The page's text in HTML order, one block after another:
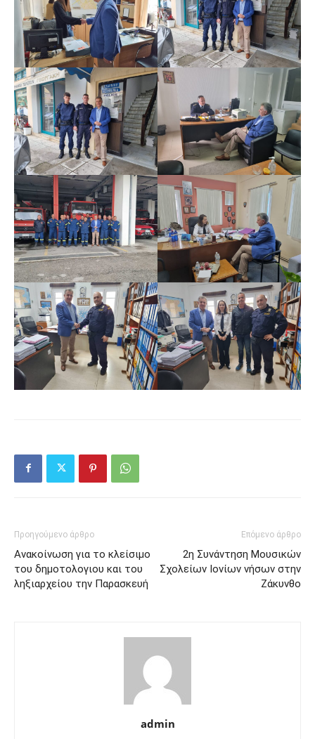
Προηγούμενο άρθρο
Ανακοίνωση για το κλείσιμο
του δημοτολογιου και του
ληξιαρχείου την Παρασκευή
Επόμενο άρθρο
2η Συνάντηση Μουσικών
Σχολείων Ιονίων νήσων στην
Ζάκυνθο
admin